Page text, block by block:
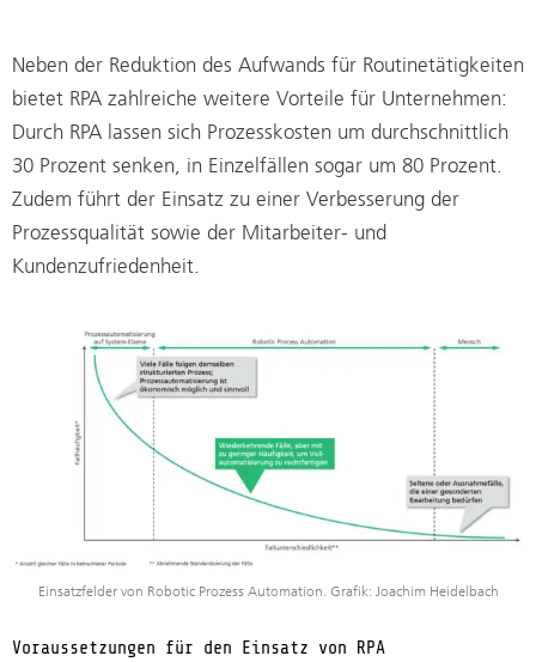
Neben der Reduktion des Aufwands für Routinetätigkeiten
bietet RPA zahlreiche weitere Vorteile für Unternehmen:
Durch RPA lassen sich Prozesskosten um durchschnittlich
30 Prozent senken, in Einzelfällen sogar um 80 Prozent.
Zudem führt der Einsatz zu einer Verbesserung der
Prozessqualität sowie der Mitarbeiter- und
Kundenzufriedenheit.
Einsatzfelder von Robotic Prozess Automation. Grafik: Joachim Heidelbach
Voraussetzungen für den Einsatz von RPA